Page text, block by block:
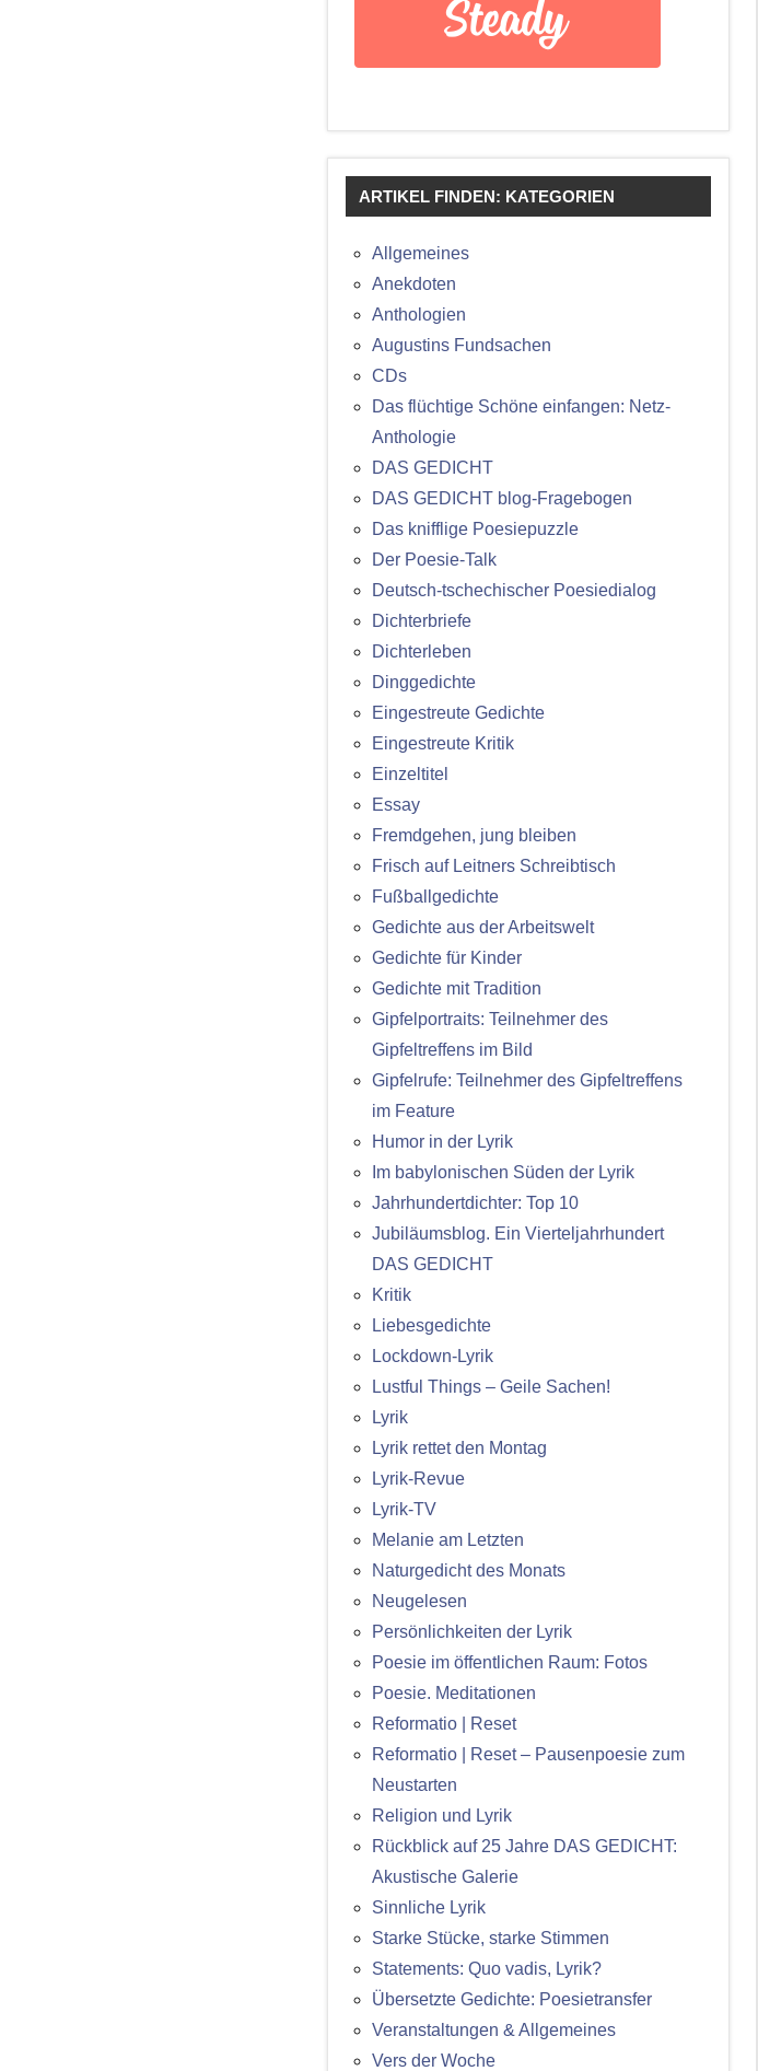
ARTIKEL FINDEN: KATEGORIEN
Allgemeines
Anekdoten
Anthologien
Augustins Fundsachen
CDs
Das flüchtige Schöne einfangen: Netz-
Anthologie
DAS GEDICHT
DAS GEDICHT blog-Fragebogen
Das knifflige Poesiepuzzle
Der Poesie-Talk
Deutsch-tschechischer Poesiedialog
Dichterbriefe
Dichterleben
Dinggedichte
Eingestreute Gedichte
Eingestreute Kritik
Einzeltitel
Essay
Fremdgehen, jung bleiben
Frisch auf Leitners Schreibtisch
Fußballgedichte
Gedichte aus der Arbeitswelt
Gedichte für Kinder
Gedichte mit Tradition
Gipfelportraits: Teilnehmer des
Gipfeltreffens im Bild
Gipfelrufe: Teilnehmer des Gipfeltreffens
im Feature
Humor in der Lyrik
Im babylonischen Süden der Lyrik
Jahrhundertdichter: Top 10
Jubiläumsblog. Ein Vierteljahrhundert
DAS GEDICHT
Kritik
Liebesgedichte
Lockdown-Lyrik
Lustful Things – Geile Sachen!
Lyrik
Lyrik rettet den Montag
Lyrik-Revue
Lyrik-TV
Melanie am Letzten
Naturgedicht des Monats
Neugelesen
Persönlichkeiten der Lyrik
Poesie im öffentlichen Raum: Fotos
Poesie. Meditationen
Reformatio | Reset
Reformatio | Reset – Pausenpoesie zum
Neustarten
Religion und Lyrik
Rückblick auf 25 Jahre DAS GEDICHT:
Akustische Galerie
Sinnliche Lyrik
Starke Stücke, starke Stimmen
Statements: Quo vadis, Lyrik?
Übersetzte Gedichte: Poesietransfer
Veranstaltungen & Allgemeines
Vers der Woche